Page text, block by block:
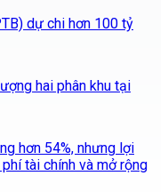
dự chi hơn 100 tỷ
hai phân khu tại
hơn 54%, nhưng lợi
tài chính và mở rộng